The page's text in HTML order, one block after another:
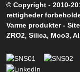
© Copyright - 2010-
rettigheder
Varme produkter-
ZRO2,Silica, Moo3,